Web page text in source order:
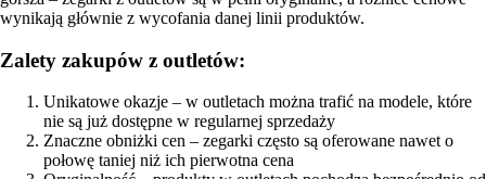
wynikają głównie z wycofania danej linii produktów.
Zalety zakupów z outletów:
Unikatowe okazje – w outletach można trafić na modele, które
nie są już dostępne w regularnej sprzedaży
Znaczne obniżki cen – zegarki często są oferowane nawet o
połowę taniej niż ich pierwotna cena